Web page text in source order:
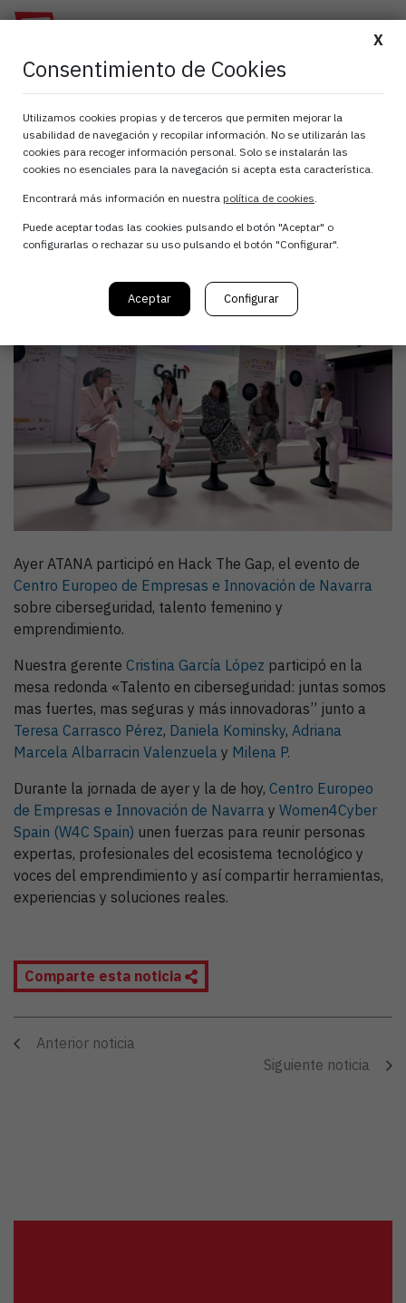
ATANA en Hack The
Gap
27 de junio, 2025
Ayer ATANA participó en Hack The Gap, el evento de
Centro Europeo de Empresas e Innovación de Navarra
sobre ciberseguridad, talento femenino y
emprendimiento.
Nuestra gerente Cristina García López participó en la
mesa redonda «Talento en ciberseguridad: juntas somos
mas fuertes, mas seguras y más innovadoras” junto a
Teresa Carrasco Pérez, Daniela Kominsky, Adriana
Marcela Albarracin Valenzuela y Milena P.
Durante la jornada de ayer y la de hoy, Centro Europeo
de Empresas e Innovación de Navarra y Women4Cyber
Spain (W4C Spain) unen fuerzas para reunir personas
expertas, profesionales del ecosistema tecnológico y
voces del emprendimiento y así compartir herramientas,
experiencias y soluciones reales.
Comparte esta noticia
Anterior noticia
Siguiente noticia
X
Consentimiento de Cookies
Utilizamos cookies propias y de terceros que permiten mejorar la
usabilidad de navegación y recopilar información. No se utilizarán las
cookies para recoger información personal. Solo se instalarán las
cookies no esenciales para la navegación si acepta esta característica.
Encontrará más información en nuestra política de cookies.
Puede aceptar todas las cookies pulsando el botón "Aceptar" o
configurarlas o rechazar su uso pulsando el botón "Configurar".
Aceptar Configurar